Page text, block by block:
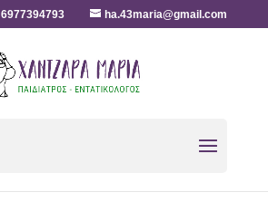
6977394793 ha.43maria@gmail.com